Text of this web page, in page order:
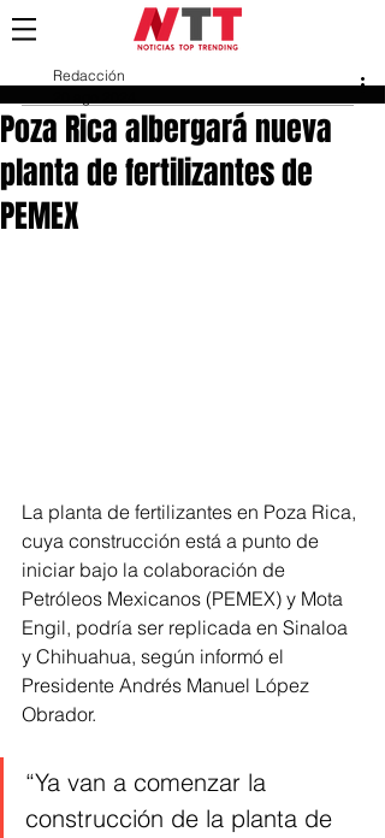
Poza Rica albergará nueva
planta de fertilizantes de
PEMEX
Redacción
La planta de fertilizantes en Poza Rica,
cuya construcción está a punto de
iniciar bajo la colaboración de
Petróleos Mexicanos (PEMEX) y Mota
Engil, podría ser replicada en Sinaloa
y Chihuahua, según informó el
Presidente Andrés Manuel López
Obrador.
“Ya van a comenzar la
construcción de la planta de